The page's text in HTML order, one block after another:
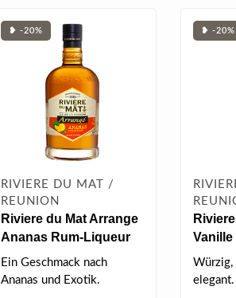
❥ -20%
RIVIERE DU MAT /
REUNION
Riviere du Mat Arrange
Ananas Rum-Liqueur
0.7 l 35% vol
Ein Geschmack nach
Ananas und Exotik.
❥ -20%
0.7 l
Würzig,
elegant.